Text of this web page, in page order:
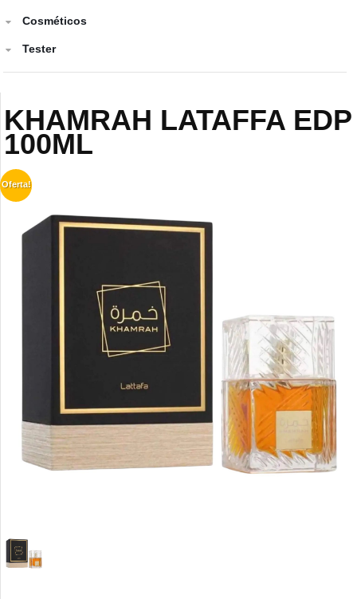
Cosméticos
Tester
KHAMRAH LATAFFA EDP
100ML
Oferta!